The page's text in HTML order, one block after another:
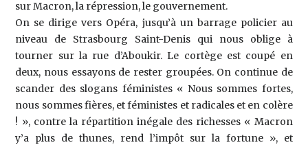
sur Macron, la répression, le gouvernement.
On se dirige vers Opéra, jusqu’à un barrage policier au
niveau de Strasbourg Saint-Denis qui nous oblige à
tourner sur la rue d’Aboukir. Le cortège est coupé en
deux, nous essayons de rester groupées. On continue de
scander des slogans féministes « Nous sommes fortes,
nous sommes fières, et féministes et radicales et en colère
! », contre la répartition inégale des richesses « Macron
y’a plus de thunes, rend l’impôt sur la fortune », et